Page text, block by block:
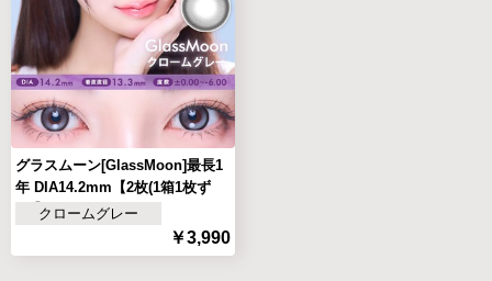
グラスムーン[GlassMoon]最長1
年 DIA14.2mm【2枚(1箱1枚ず
つ)】クロームグレー
￥3,990